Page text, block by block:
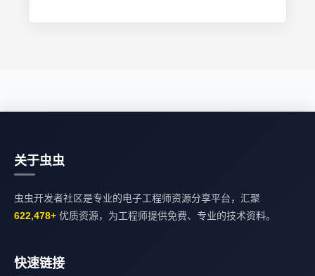
关于虫虫
虫虫开发者社区是专业的电子工程师资源分享平台，汇聚
622,478+ 优质资源，为工程师提供免费、专业的技术资料。
快速链接